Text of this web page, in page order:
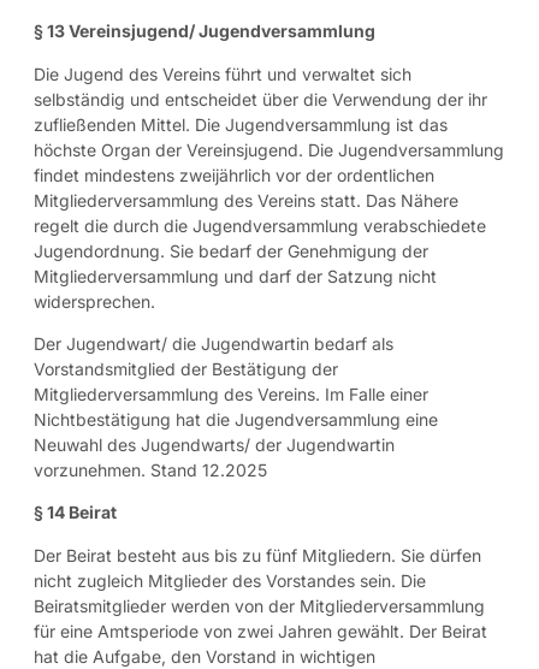
§ 13 Vereinsjugend/ Jugendversammlung
Die Jugend des Vereins führt und verwaltet sich
selbständig und entscheidet über die Verwendung der ihr
zufließenden Mittel. Die Jugendversammlung ist das
höchste Organ der Vereinsjugend. Die Jugendversammlung
findet mindestens zweijährlich vor der ordentlichen
Mitgliederversammlung des Vereins statt. Das Nähere
regelt die durch die Jugendversammlung verabschiedete
Jugendordnung. Sie bedarf der Genehmigung der
Mitgliederversammlung und darf der Satzung nicht
widersprechen.
Der Jugendwart/ die Jugendwartin bedarf als
Vorstandsmitglied der Bestätigung der
Mitgliederversammlung des Vereins. Im Falle einer
Nichtbestätigung hat die Jugendversammlung eine
Neuwahl des Jugendwarts/ der Jugendwartin
vorzunehmen. Stand 12.2025
§ 14 Beirat
Der Beirat besteht aus bis zu fünf Mitgliedern. Sie dürfen
nicht zugleich Mitglieder des Vorstandes sein. Die
Beiratsmitglieder werden von der Mitgliederversammlung
für eine Amtsperiode von zwei Jahren gewählt. Der Beirat
hat die Aufgabe, den Vorstand in wichtigen